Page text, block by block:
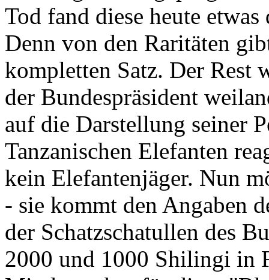
Tod fand diese heute
Denn von den Raritäten
kompletten Satz. Der Rest
der Bundespräsident
auf die Darstellung seiner
Tanzanischen Elefanten
kein Elefantenjäger. Nun
- sie kommt den Angaben
der Schatzschatullen des
2000 und 1000 Shilingi in